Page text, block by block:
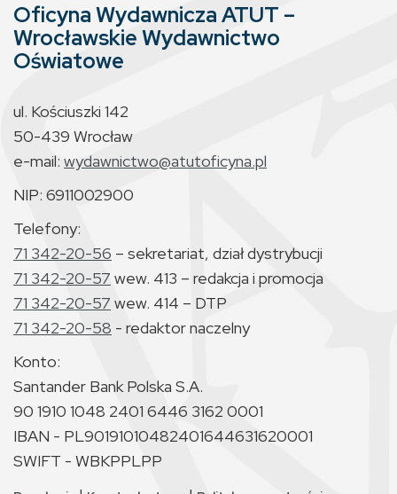
Oficyna Wydawnicza ATUT –
Wrocławskie Wydawnictwo
Oświatowe
ul. Kościuszki 142
50-439 Wrocław
e-mail: wydawnictwo@atutoficyna.pl
NIP: 6911002900
Telefony:
71 342-20-56 – sekretariat, dział dystrybucji
71 342-20-57 wew. 413 – redakcja i promocja
71 342-20-57 wew. 414 – DTP
71 342-20-58 - redaktor naczelny
Konto:
Santander Bank Polska S.A.
90 1910 1048 2401 6446 3162 0001
IBAN - PL90191010482401644631620001
SWIFT - WBKPPLPP